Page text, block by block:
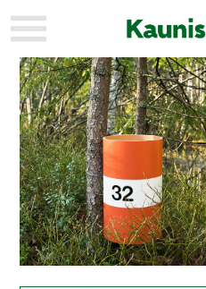
KAUPUNKI
AJANKOHTAISTA
URHEILU
KULTTUURI
HISTORIA
YLEINEN
MAINOSTAJILLE
FÖR